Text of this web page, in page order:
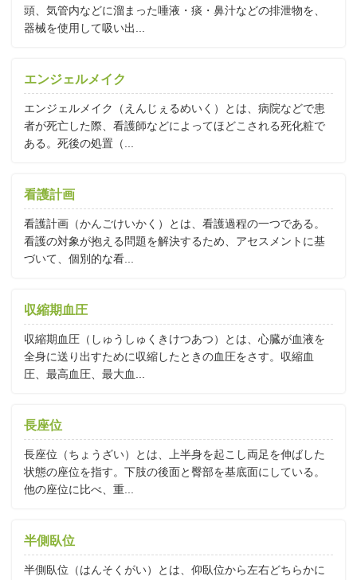
頭、気管内などに溜まった唾液・痰・鼻汁などの排泄物を、
器械を使用して吸い出...
エンジェルメイク
エンジェルメイク（えんじぇるめいく）とは、病院などで患
者が死亡した際、看護師などによってほどこされる死化粧で
ある。死後の処置（...
看護計画
看護計画（かんごけいかく）とは、看護過程の一つである。
看護の対象が抱える問題を解決するため、アセスメントに基
づいて、個別的な看...
収縮期血圧
収縮期血圧（しゅうしゅくきけつあつ）とは、心臓が血液を
全身に送り出すために収縮したときの血圧をさす。収縮血
圧、最高血圧、最大血...
長座位
長座位（ちょうざい）とは、上半身を起こし両足を伸ばした
状態の座位を指す。下肢の後面と臀部を基底面にしている。
他の座位に比べ、重...
半側臥位
半側臥位（はんそくがい）とは、仰臥位から左右どちらかに